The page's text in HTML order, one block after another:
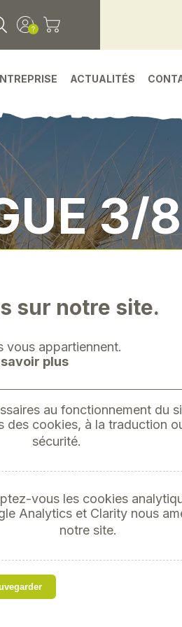
ACTUALITÉS
"douille
sur notre site.
vous appartiennent.
savoir plus
au fonctionnement du
des cookies, à la traduction
sécurité.
vous les cookies
Analytics et Clarity nous
notre site.